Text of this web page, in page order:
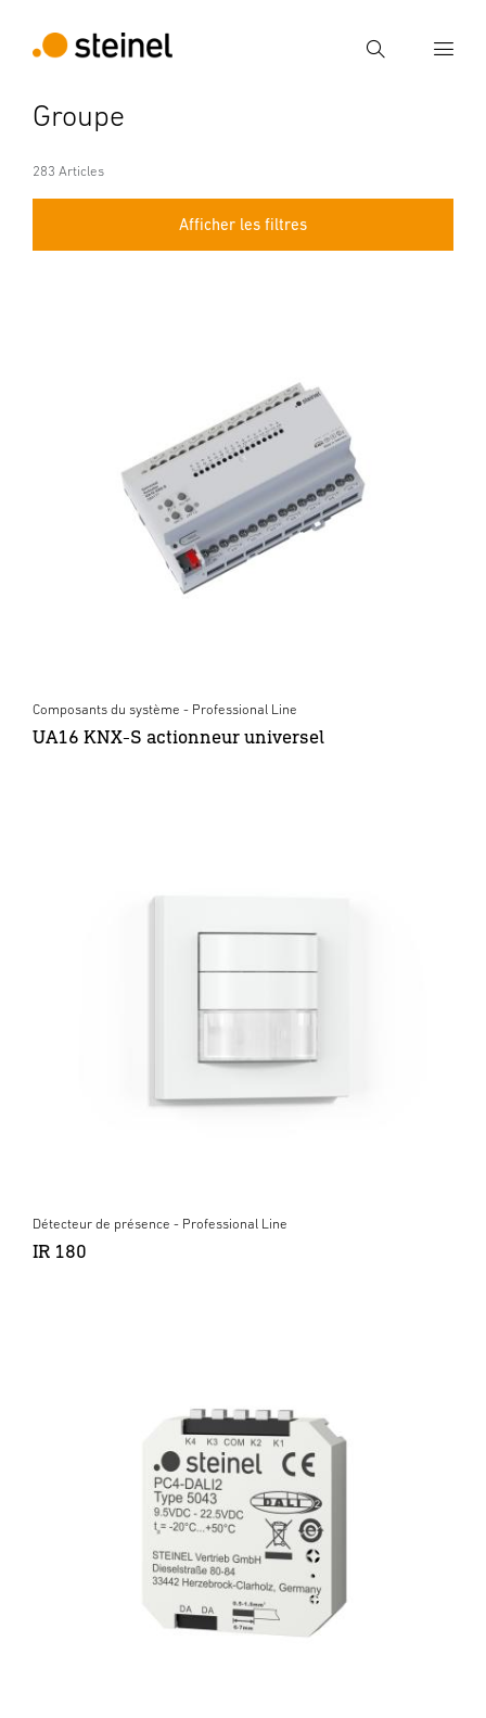
Recherche
Groupe
283 Articles
Afficher les filtres
Composants du système - Professional Line
UA16 KNX-S actionneur universel
Détecteur de présence - Professional Line
IR 180